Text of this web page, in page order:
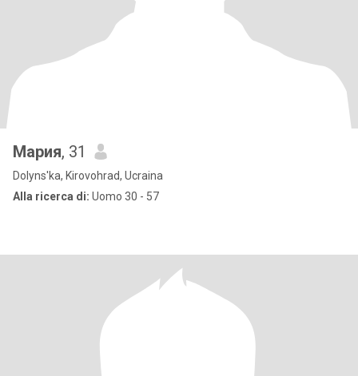
Мария, 31
Dolyns'ka, Kirovohrad, Ucraina
Alla ricerca di: Uomo 30 - 57